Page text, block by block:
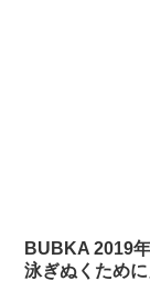
BUBKA 2019
泳ぎぬくために